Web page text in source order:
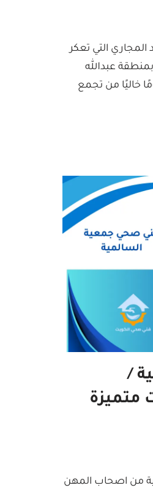
التي تعكر
عبدالله
خاليًا من تجمع
/
متميزة
من اصحاب المهن